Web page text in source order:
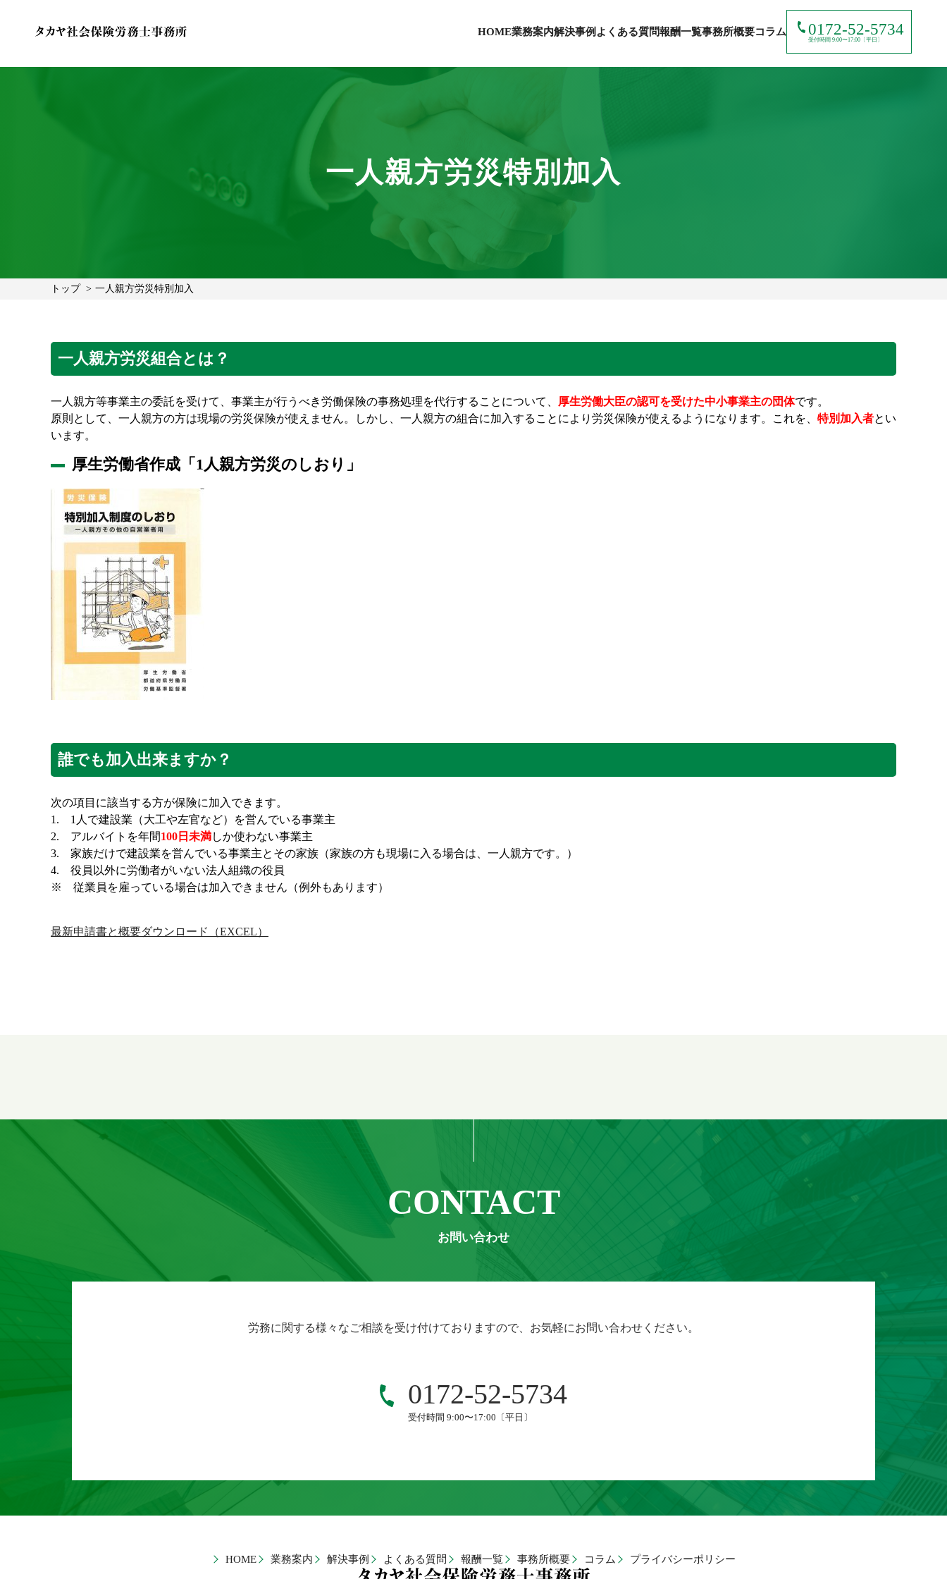
HOME業務案内解決事例 よくある質問報酬一覧事務所概要コラム 0172-52-5734
受付時間 9:00〜17:00〔平日〕
一人親方労災特別加入
トップ 一人親方労災特別加入
一人親方労災組合とは？
一人親方等事業主の委託を受けて、事業主が行うべき労働保険の事務処理を代行することについて、 厚生労働大臣の認可を受けた中小事業主の団体です。
原則として、一人親方の方は現場の労災保険が使えません。しかし、一人親方の組合に加入することにより労災保険が使えるようになります。これを、 特別加入者とい
います。
厚生労働省作成「1人親方労災のしおり」
誰でも加入出来ますか？
次の項目に該当する方が保険に加入できます。
1. 1人で建設業（大工や左官など）を営んでいる事業主
2. アルバイトを年間100日未満しか使わない事業主
3. 家族だけで建設業を営んでいる事業主とその家族（家族の方も現場に入る場合は、一人親方です。）
4. 役員以外に労働者がいない法人組織の役員
※ 従業員を雇っている場合は加入できません（例外もあります）
最新申請書と概要ダウンロード（EXCEL）
CONTACT
労務に関する様々なご相談を受け付けておりますので、お気軽にお問い合わせください。
0172-52-5734
受付時間 9:00〜17:00〔平日〕
HOME 業務案内 解決事例 よくある質問 報酬一覧 事務所概要 コラム プライバシーポリシー